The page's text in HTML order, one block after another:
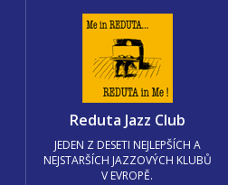
Reduta Jazz Club
JEDEN Z DESETI NEJLEPŠÍCH A
NEJSTARŠÍCH JAZZOVÝCH KLUBŮ
V EVROPĚ.